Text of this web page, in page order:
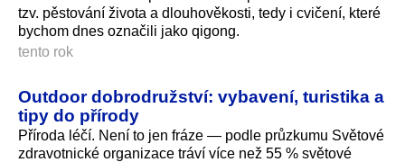
tzv. pěstování života a dlouhověkosti, tedy i cvičení, které
bychom dnes označili jako qigong.
tento rok
Outdoor dobrodružství: vybavení, turistika a
tipy do přírody
Příroda léčí. Není to jen fráze — podle průzkumu Světové
zdravotnické organizace tráví více než 55 % světové